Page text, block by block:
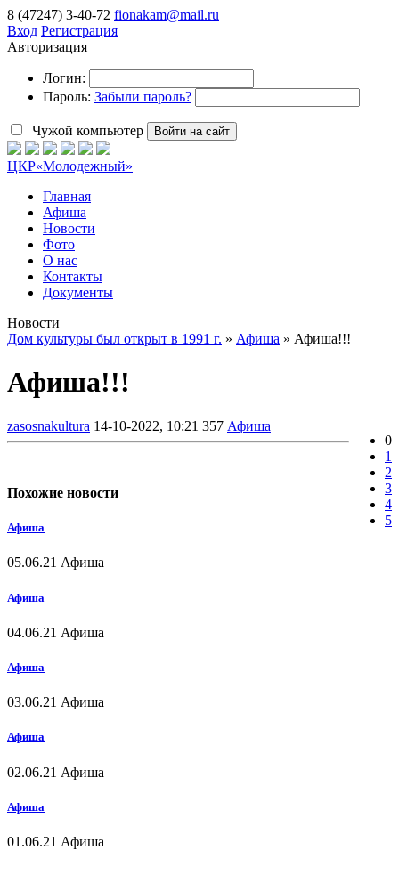
8 (47247) 3-40-72 fionakam@mail.ru
Вход Регистрация
Авторизация
Логин:
Пароль: Забыли пароль?
Чужой компьютер Войти на сайт
ЦКР«Молодежный»
Главная
Афиша
Новости
Фото
О нас
Контакты
Документы
Новости
Дом культуры был открыт в 1991 г. » Афиша » Афиша!!!
Афиша!!!
zasosnakultura 14-10-2022, 10:21 357 Афиша
0
1
2
3
4
5
Похожие новости
Афиша
05.06.21 Афиша
Афиша
04.06.21 Афиша
Афиша
03.06.21 Афиша
Афиша
02.06.21 Афиша
Афиша
01.06.21 Афиша